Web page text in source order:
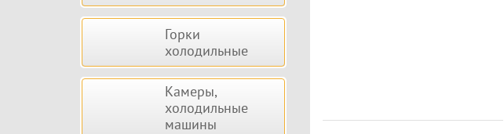
Горки
холодильные
Камеры,
холодильные
машины